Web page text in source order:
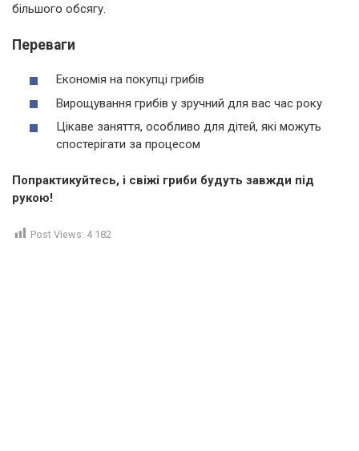
більшого обсягу.
Переваги
Економія на покупці грибів
Вирощування грибів у зручний для вас час року
Цікаве заняття, особливо для дітей, які можуть
спостерігати за процесом
Попрактикуйтесь, і свіжі гриби будуть завжди під
рукою!
Post Views: 4 182